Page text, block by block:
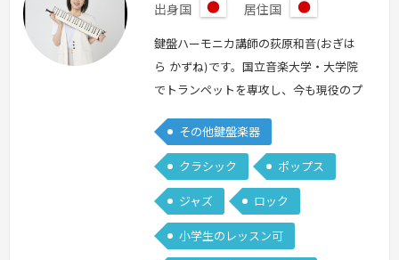
出身国
本
居住国
本
鍵盤ハーモニカ講師の荻原和音(おぎは
ら かずね)です。国立音楽大学・大学院
でトランペットを専攻し、今も現役のプ
ーモニカは約10年演奏していて、トラン
ペットで身につけた息のコントロールを
活かしながら、"主役としても輝ける"メ
ロディ楽器としての魅力を伝えるのが得
意です。また、ドラマ・映画・ゲーム・
CMなどの音楽にも関わってきた経験を
その他鍵盤楽器
クラシック ポップス
ジャズ ロック
小学生のレッスン可